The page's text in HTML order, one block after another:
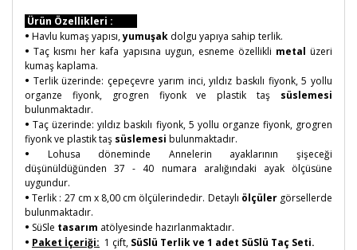
Ürün Özellikleri :
• Havlu kumaş yapısı,yumuşak dolgu yapıya sahip terlik.
• Taç kısmı her kafa yapısına uygun, esneme özellikli metalüzeri
kumaş kaplama.
• Terlik üzerinde: çepeçevre yarım inci, yıldız baskılı fiyonk, 5 yollu
organze fiyonk, grogren fiyonk ve plastik taş süslemesi
bulunmaktadır.
• Taç üzerinde:yıldız baskılı fiyonk, 5 yollu organze fiyonk, grogren
fiyonk ve plastik taş süslemesi bulunmaktadır.
•
Lohusa döneminde Annelerin ayaklarının şişeceği
düşünüldüğünden 37 - 40 numara aralığındaki ayak ölçüsüne
uygundur.
• Terlik : 27 cm x 8,00 cm ölçülerindedir. Detaylı ölçülergörsellerde
bulunmaktadır.
• SüSle tasarım atölyesinde hazırlanmaktadır.
• Paket İçeriği: 1 çift, SüSlü Terlik ve 1 adet SüSlü Taç Seti.